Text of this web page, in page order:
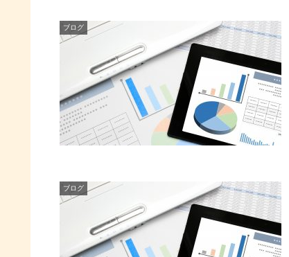
ブログ
ブログ